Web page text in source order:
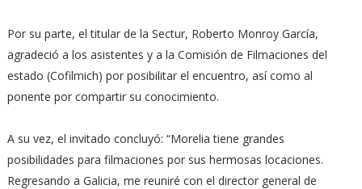
Por su parte, el titular de la Sectur, Roberto Monroy García,
agradeció a los asistentes y a la Comisión de Filmaciones del
estado (Cofilmich) por posibilitar el encuentro, así como al
ponente por compartir su conocimiento.
A su vez, el invitado concluyó: “Morelia tiene grandes
posibilidades para filmaciones por sus hermosas locaciones.
Regresando a Galicia, me reuniré con el director general de